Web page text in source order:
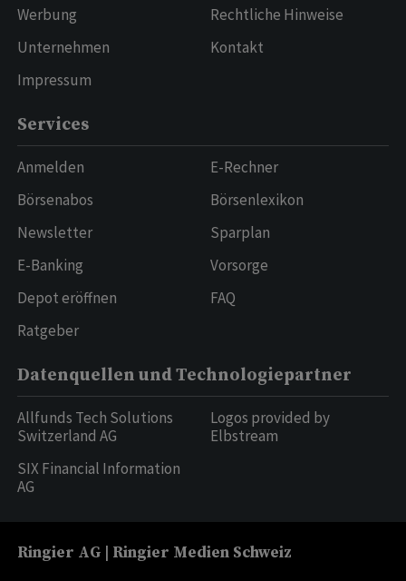
Werbung
Unternehmen
Impressum
Rechtliche Hinweise
Kontakt
Services
Anmelden
Börsenabos
Newsletter
E-Banking
Depot eröffnen
Ratgeber
E-Rechner
Börsenlexikon
Sparplan
Vorsorge
FAQ
Datenquellen und Technologiepartner
Allfunds Tech Solutions
Switzerland AG
SIX Financial Information
AG
Logos provided by
Elbstream
Ringier AG | Ringier Medien Schweiz